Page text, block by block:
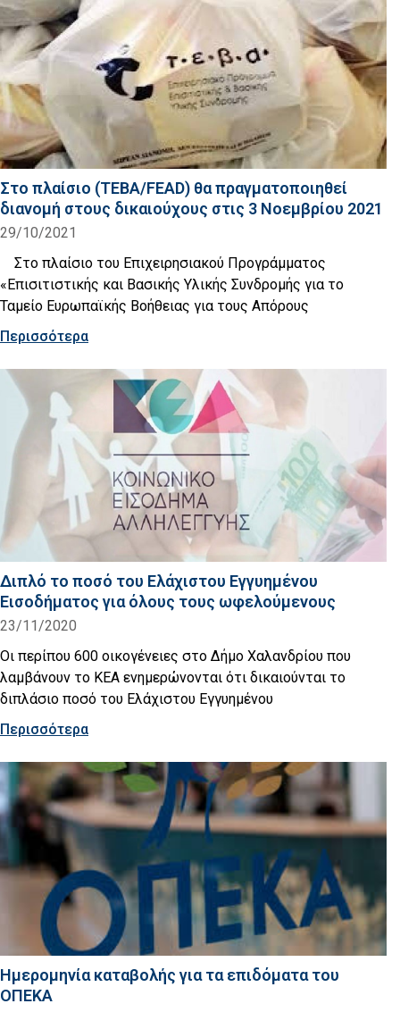
Στο πλαίσιο (TEBA/FEAD) θα πραγματοποιηθεί
διανομή στους δικαιούχους στις 3 Νοεμβρίου 2021
29/10/2021
Στο πλαίσιο του Επιχειρησιακού Προγράμματος
«Επισιτιστικής και Βασικής Υλικής Συνδρομής για το
Ταμείο Ευρωπαϊκής Βοήθειας για τους Απόρους
Περισσότερα
Διπλό το ποσό του Ελάχιστου Εγγυημένου
Εισοδήματος για όλους τους ωφελούμενους
23/11/2020
Οι περίπου 600 οικογένειες στο Δήμο Χαλανδρίου που
λαμβάνουν το ΚΕΑ ενημερώνονται ότι δικαιούνται το
διπλάσιο ποσό του Ελάχιστου Εγγυημένου
Περισσότερα
Hμερομηνία καταβολής για τα επιδόματα του
ΟΠΕΚΑ